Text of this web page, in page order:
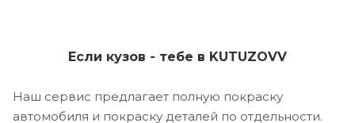
Если кузов - тебе в KUTUZOVV
Наш сервис предлагает полную покраску
автомобиля и покраску деталей по отдельности.